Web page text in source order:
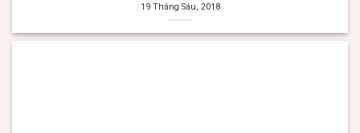
19 Tháng Sáu, 2018